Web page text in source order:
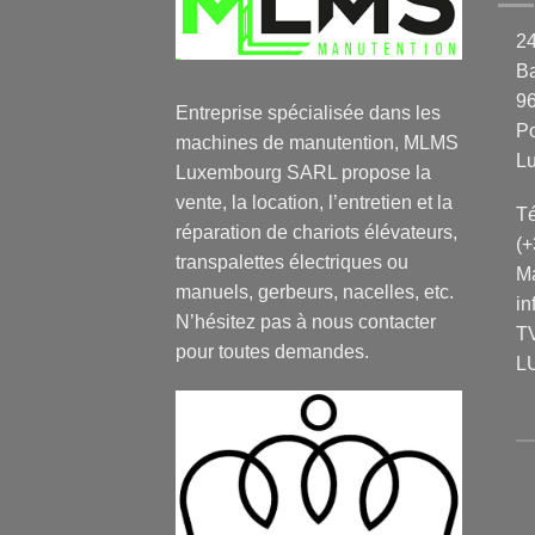
Entreprise spécialisée dans les
machines de manutention, MLMS
Luxembourg SARL propose la
vente, la location, l’entretien et la
réparation de chariots élévateurs,
transpalettes électriques ou
manuels, gerbeurs, nacelles, etc.
N’hésitez pas à nous contacter
pour toutes demandes.